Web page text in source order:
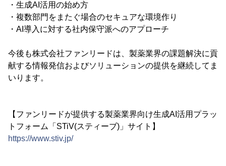
・生成AI活用の始め方
・複数部門をまたぐ場合のセキュアな環境作り
・AI導入に対する社内保守派へのアプローチ
今後も株式会社ファンリードは、製薬業界の課題解決に貢
献する情報発信およびソリューションの提供を継続してま
いります。
【ファンリードが提供する製薬業界向け生成AI活用プラッ
トフォーム「STiV(スティーブ)」サイト】
https://www.stiv.jp/